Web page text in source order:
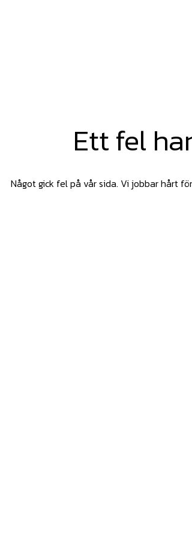
Ett fel
Något gick fel på vår sida. Vi jobbar hårt